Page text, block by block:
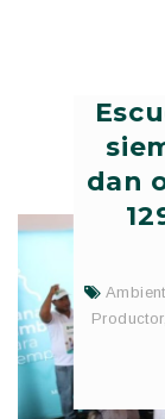
dan
Productor,